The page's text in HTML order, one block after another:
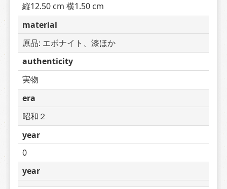
縦12.50 cm 横1.50 cm
material
原品: エボナイト、漆ほか
authenticity
実物
era
昭和２
year
0
year